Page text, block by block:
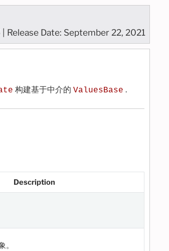
| Release Date: September 22, 2021
构建基于中介的 ValuesBase .
Description
。